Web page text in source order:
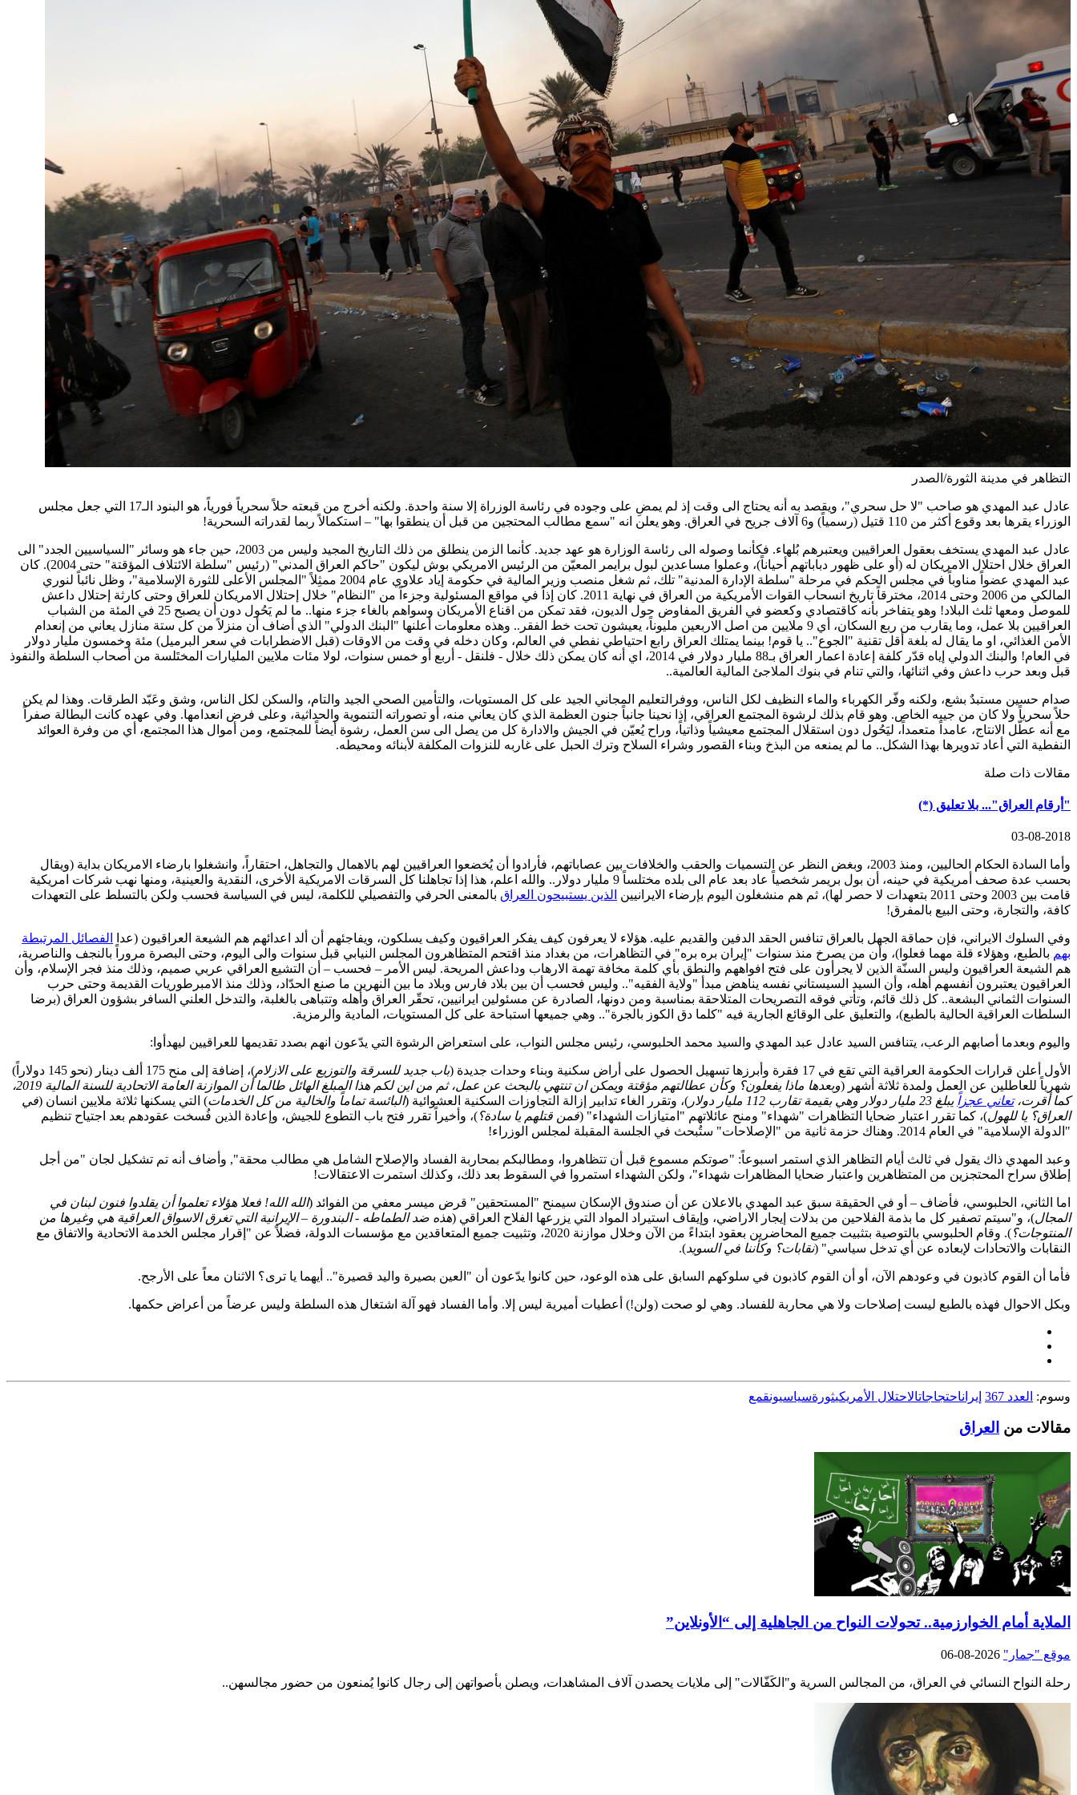
التظاهر في مدينة الثورة/الصدر
عادل عبد المهدي هو صاحب "لا حل سحري"، ويقصد به أنه يحتاج الى وقت إذ لم يمضِ على وجوده في رئاسة الوزراة إلا سنة واحدة. ولكنه أخرج من قبعته حلاً سحرياً فورياً، هو البنود الـ17 التي جعل مجلس
الوزراء يقرها بعد وقوع أكثر من 110 قتيل (رسمياً) و6 آلاف جريح في العراق. وهو يعلن انه "سمع مطالب المحتجين من قبل أن ينطقوا بها" – استكمالاً ربما لقدراته السحرية!
عادل عبد المهدي يستخف بعقول العراقيين ويعتبرهم بُلهاء. فكأنما وصوله الى رئاسة الوزارة هو عهد جديد. كأنما الزمن ينطلق من ذلك التاريخ المجيد وليس من 2003، حين جاء هو وسائر "السياسيين الجدد" الى
العراق خلال احتلال الامريكان له (أو على ظهور دباباتهم أحياناً)، وعملوا مساعدين لبول برايمر المعيّن من الرئيس الامريكي بوش ليكون "حاكم العراق المدني" (رئيس "سلطة الائتلاف المؤقتة" حتى 2004). كان
عبد المهدي عضواً مناوباً في مجلس الحكم في مرحلة "سلطة الإدارة المدنية" تلك، ثم شغل منصب وزير المالية في حكومة إياد علاوي عام 2004 ممثِلاً "المجلس الأعلى للثورة الإسلامية"، وظل نائباً لنوري
المالكي من 2006 وحتى 2014، مخترقاً تاريخ انسحاب القوات الأمريكية من العراق في نهاية 2011. كان إذاً في مواقع المسئولية وجزءاً من "النظام" خلال إحتلال الامريكان للعراق وحتى كارثة إحتلال داعش
للموصل ومعها ثلث البلاد! وهو يتفاخر بأنه كاقتصادي وكعضو في الفريق المفاوض حول الديون، فقد تمكن من اقناع الأمريكان وسواهم بالغاء جزء منها.. ما لم يَحُول دون أن يصبح 25 في المئة من الشباب
العراقيين بلا عمل، وما يقارب من ربع السكان، أي 9 ملايين من اصل الاربعين مليوناً، يعيشون تحت خط الفقر.. وهذه معلومات أعلنها "البنك الدولي" الذي أضاف أن منزلاً من كل ستة منازل يعاني من إنعدام
الأمن الغذائي، او ما يقال له بلغة أقل تقنية "الجوع".. يا قوم! بينما يمتلك العراق رابع احتياطي نفطي في العالم، وكان دخله في وقت من الاوقات (قبل الاضطرابات في سعر البرميل) مئة وخمسون مليار دولار
في العام! والبنك الدولي إياه قدّر كلفة إعادة اعمار العراق بـ88 مليار دولار في 2014، اي أنه كان يمكن ذلك خلال - فلنقل - أربع أو خمس سنوات، لولا مئات ملايين المليارات المختَلسة من أصحاب السلطة والنفوذ
قبل وبعد حرب داعش وفي اثنائها، والتي تنام في بنوك الملاجئ المالية العالمية..
صدام حسين مستبدٌ بشع، ولكنه وفّر الكهرباء والماء النظيف لكل الناس، ووفرالتعليم المجاني الجيد على كل المستويات، والتأمين الصحي الجيد والتام، والسكن لكل الناس، وشق وعَبّد الطرقات. وهذا لم يكن
حلاً سحرياً ولا كان من جيبه الخاص. وهو قام بذلك لرشوة المجتمع العراقي، إذا نحينا جانباً جنون العظمة الذي كان يعاني منه، أو تصوراته التنموية والحداثية، وعلى فرض انعدامها. وفي عهده كانت البطالة صفراً
مع أنه عطّل الانتاج، عامداً متعمداً، ليَحُول دون استقلال المجتمع معيشياً وذاتياً، وراح يُعيّن في الجيش والادارة كل من يصل الى سن العمل، رشوة أيضاً للمجتمع، ومن أموال هذا المجتمع، أي من وفرة العوائد
النفطية التي أعاد تدويرها بهذا الشكل.. ما لم يمنعه من البذخ وبناء القصور وشراء السلاح وترك الحبل على غاربه للنزوات المكلفة لأبنائه ومحيطه.
مقالات ذات صلة
"أرقام العراق"... بلا تعليق (*)
03-08-2018
وأما السادة الحكام الحاليين، ومنذ 2003، وبغض النظر عن التسميات والحقب والخلافات بين عصاباتهم، فأرادوا أن يُخضعوا العراقيين لهم بالاهمال والتجاهل، احتقاراً، وانشغلوا بارضاء الامريكان بداية (ويقال
بحسب عدة صحف أمريكية في حينه، أن بول بريمر شخصياً عاد بعد عام الى بلده مختلساً 9 مليار دولار.. والله اعلم، هذا إذا تجاهلنا كل السرقات الامريكية الأخرى، النقدية والعينية، ومنها نهب شركات امريكية
قامت بين 2003 وحتى 2011 بتعهدات لا حصر لها)، ثم هم منشغلون اليوم بإرضاء الايرانيين
الذين يستبيحون العراق بالمعنى الحرفي والتفصيلي للكلمة، ليس في السياسة فحسب ولكن بالتسلط على التعهدات
كافة، والتجارة، وحتى البيع بالمفرق!
وفي السلوك الايراني، فإن حماقة الجهل بالعراق تنافس الحقد الدفين والقديم عليه. هؤلاء لا يعرفون كيف يفكر العراقيون وكيف يسلكون، ويفاجئهم أن ألد اعدائهم هم الشيعة العراقيون (عدا
الفصائل المرتبطة
بهم بالطبع، وهؤلاء قلة مهما فعلوا)، وأن من يصرخ منذ سنوات "إيران بره بره" في التظاهرات، من بغداد منذ اقتحم المتظاهرون المجلس النيابي قبل سنوات والى اليوم، وحتى البصرة مروراً بالنجف والناصرية،
هم الشيعة العراقيون وليس السنّة الذين لا يجرأون على فتح افواههم والنطق بأي كلمة مخافة تهمة الارهاب وداعش المريحة. ليس الأمر – فحسب – أن التشيع العراقي عربي صميم، وذلك منذ فجر الإسلام، وأن
العراقيون يعتبرون أنفسهم أهله، وأن السيد السيستاني نفسه يناهض مبدأ "ولاية الفقيه".. وليس فحسب أن بين بلاد فارس وبلاد ما بين النهرين ما صنع الحدّاد، وذلك منذ الامبرطوريات القديمة وحتى حرب
السنوات الثماني البشعة.. كل ذلك قائم، وتأتي فوقه التصريحات المتلاحقة بمناسبة ومن دونها، الصادرة عن مسئولين ايرانيين، تحقّر العراق وأهله وتتباهى بالغلبة، والتدخل العلني السافر بشؤون العراق (برضا
السلطات العراقية الحالية بالطبع)، والتعليق على الوقائع الجارية فيه "كلما دق الكوز بالجرة".. وهي جميعها استباحة على كل المستويات، المادية والرمزية.
واليوم وبعدما أصابهم الرعب، يتنافس السيد عادل عبد المهدي والسيد محمد الحلبوسي، رئيس مجلس النواب، على استعراض الرشوة التي يدّعون انهم بصدد تقديمها للعراقيين ليهدأوا:
الأول أعلن قرارات الحكومة العراقية التي تقع في 17 فقرة وأبرزها تسهيل الحصول على أراض سكنية وبناء وحدات جديدة ( باب جديد للسرقة والتوزيع على الازلام
)، إضافة إلى منح 175 ألف دينار (نحو 145 دولاراً)
شهرياً للعاطلين عن العمل ولمدة ثلاثة أشهر (
وبعدها ماذا يفعلون؟ وكأن عطالتهم مؤقتة ويمكن ان تنتهي بالبحث عن عمل، ثم من اين لكم هذا المبلغ الهائل طالما أن الموازنة العامة الاتحادية للسنة المالية 2019،
كما أقرت،تعاني عجزاً يبلغ 23 مليار دولار وهي بقيمة تقارب 112 مليار دولار )، وتقرر الغاء تدابير إزالة التجاوزات السكنية العشوائية (البائسة تماماً والخالية من كل الخدمات) التي يسكنها ثلاثة ملايين انسان (في
العراق؟ يا للهول)، كما تقرر اعتبار ضحايا التظاهرات "شهداء" ومنح عائلاتهم "امتيازات الشهداء" (فمن قتلهم يا سادة؟)، وأخيراً تقرر فتح باب التطوع للجيش، وإعادة الذين فُسخت عقودهم بعد اجتياح تنظيم
"الدولة الإسلامية" في العام 2014. وهناك حزمة ثانية من "الإصلاحات" ستُبحث في الجلسة المقبلة لمجلس الوزراء!
وعبد المهدي ذاك يقول في ثالث أيام التظاهر الذي استمر اسبوعاً: "صوتكم مسموع قبل أن تتظاهروا، ومطالبكم بمحاربة الفساد والإصلاح الشامل هي مطالب محقة", وأضاف أنه تم تشكيل لجان "من أجل
إطلاق سراح المحتجزين من المتظاهرين واعتبار ضحايا المظاهرات شهداء"، ولكن الشهداء استمروا في السقوط بعد ذلك، وكذلك استمرت الاعتقالات!
اما الثاني، الحلبوسي، فأضاف – أو في الحقيقة سبق عبد المهدي بالاعلان عن أن صندوق الإسكان سيمنح "المستحقين" قرض ميسر معفي من الفوائد (الله الله! فعلا هؤلاء تعلموا أن يقلدوا فنون لبنان في
المجال)، و"سيتم تصفير كل ما بذمة الفلاحين من بدلات إيجار الاراضي، وإيقاف استيراد المواد التي يزرعها الفلاح العراقي (هذه ضد الطماطه - البندورة – الإيرانية التي تغرق الاسواق العراقية هي وغيرها من
المنتوجات؟
). وقام الحلبوسي بالتوصية بتثبيت جميع المحاضرين بعقود ابتداءً من الآن وخلال موازنة 2020، وتثبيت جميع المتعاقدين مع مؤسسات الدولة، فضلاً عن "إقرار مجلس الخدمة الاتحادية والاتفاق مع
النقابات والاتحادات لإبعاده عن أي تدخل سياسي" (نقابات؟ وكأننا في السويد).
فأما أن القوم كاذبون في وعودهم الآن، أو أن القوم كاذبون في سلوكهم السابق على هذه الوعود، حين كانوا يدّعون أن "العين بصيرة واليد قصيرة".. أيهما يا ترى؟ الاثنان معاً على الأرجح.
وبكل الاحوال فهذه بالطبع ليست إصلاحات ولا هي محاربة للفساد. وهي لو صحت (ولن!) أعطيات أميرية ليس إلا. وأما الفساد فهو آلة اشتغال هذه السلطة وليس عرضاً من أعراض حكمها.
وسوم: العدد 367 إيراناحتجاجاتالاحتلال الأمريكيثورةسياسيونقمع
مقالات من العراق
الملاية أمام الخوارزمية.. تحولات النواح من الجاهلية إلى “الأونلاين”
موقع "جمار" 2026-08-06
رحلة النواح النسائي في العراق، من المجالس السرية و"الكَفّالات" إلى ملايات يحصدن آلاف المشاهدات، ويصلن بأصواتهن إلى رجال كانوا يُمنعون من حضور مجالسهن..